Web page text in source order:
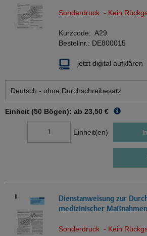
Sonderdruck - Kein
Kurzcode: A29
Bestellnr.: DE800015
jetzt digital aufklären
Einheit (50 Bögen): ab 23,50 €
Einheit(en)
Dienstanweisung zur
medizinischer Maßnahmen
Sonderdruck - Kein